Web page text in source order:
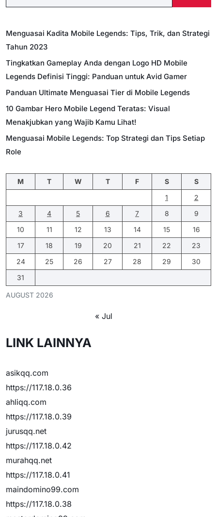
Menguasai Kadita Mobile Legends: Tips, Trik, dan Strategi
Tahun 2023
Tingkatkan Gameplay Anda dengan Logo HD Mobile
Legends Definisi Tinggi: Panduan untuk Avid Gamer
Panduan Ultimate Menguasai Tier di Mobile Legends
10 Gambar Hero Mobile Legend Teratas: Visual
Menakjubkan yang Wajib Kamu Lihat!
Menguasai Mobile Legends: Top Strategi dan Tips Setiap
Role
AUGUST 2026
M T W T F S
S
1
2
3
4 5 6 7 8
9
10
11 12 13 14 15
16
17
18 19 20 21 22
23
24
25 26 27 28 29
30
31
« Jul
LINK LAINNYA
asikqq.com
https://117.18.0.36
ahliqq.com
https://117.18.0.39
jurusqq.net
https://117.18.0.42
murahqq.net
https://117.18.0.41
maindomino99.com
https://117.18.0.38